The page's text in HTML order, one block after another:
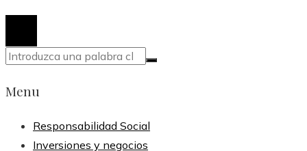
Menu
Responsabilidad Social
Inversiones y negocios